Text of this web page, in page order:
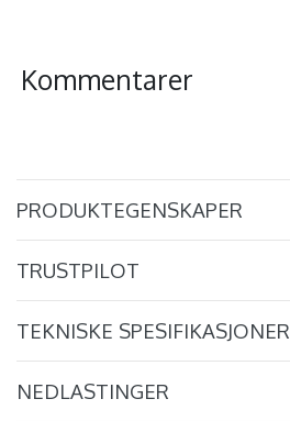
Kommentarer
PRODUKTEGENSKAPER
TRUSTPILOT
TEKNISKE SPESIFIKASJONER
NEDLASTINGER